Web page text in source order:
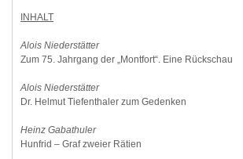
INHALT
Alois Niederstätter
Zum 75. Jahrgang der „Montfort“. Eine Rückschau
Alois Niederstätter
Dr. Helmut Tiefenthaler zum Gedenken
Heinz Gabathuler
Hunfrid – Graf zweier Rätien